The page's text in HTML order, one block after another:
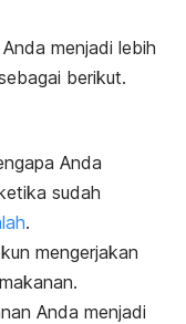
menjadi lebih
berikut.
Anda
sudah
.
mengerjakan
Anda menjadi